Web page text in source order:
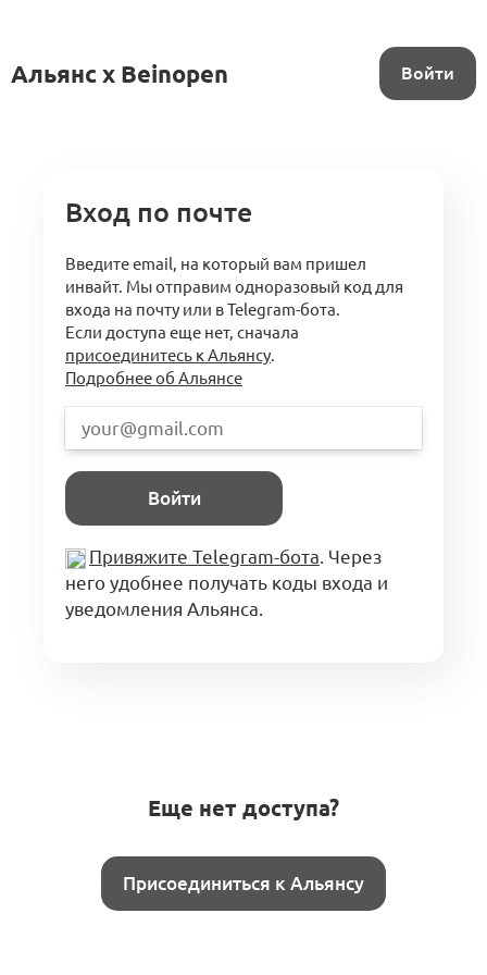
Альянс x Beinopen Войти
Вход по почте
Введите email, на который вам пришел
инвайт. Мы отправим одноразовый код для
входа на почту или в Telegram-бота.
Если доступа еще нет, сначала
присоединитесь к Альянсу.
Подробнее об Альянсе
Войти
Привяжите Telegram-бота. Через
него удобнее получать коды входа и
уведомления Альянса.
Еще нет доступа?
Присоединиться к Альянсу